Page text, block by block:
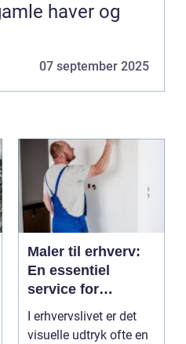
haver og
07 september 2025
Maler til erhverv:
En essentiel
service for
virksomheder
I erhvervslivet er det
visuelle udtryk ofte en